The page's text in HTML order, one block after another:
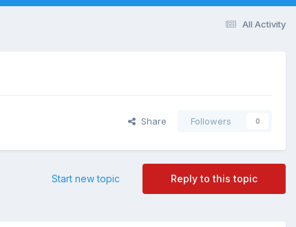
All Activity
Share Followers 0
Reply to this topic
Start new topic